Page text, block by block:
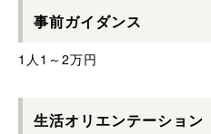
事前ガイダンス
1人1～2万円
生活オリエンテーション